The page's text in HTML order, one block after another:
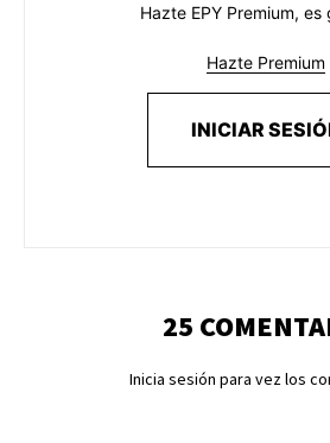
Hazte EPY Premium, es
Hazte Premium
INICIAR
25
Inicia sesión para vez los